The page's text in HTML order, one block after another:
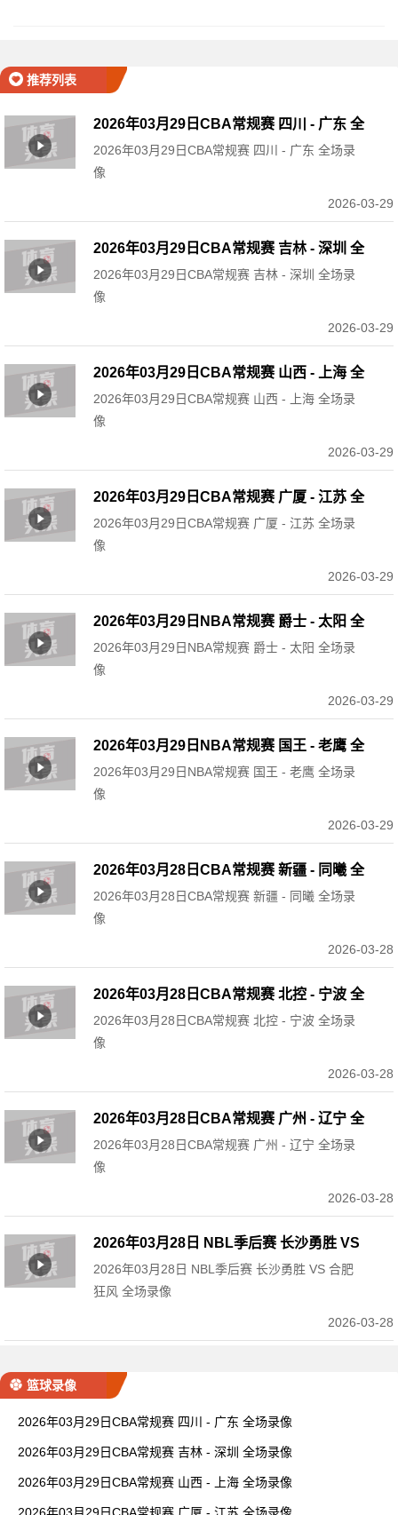
推荐列表
2026年03月29日CBA常规赛 四川 - 广东 全
场录像
2026年03月29日CBA常规赛 四川 - 广东 全场录
像
2026-03-29
2026年03月29日CBA常规赛 吉林 - 深圳 全
场录像
2026年03月29日CBA常规赛 吉林 - 深圳 全场录
像
2026-03-29
2026年03月29日CBA常规赛 山西 - 上海 全
场录像
2026年03月29日CBA常规赛 山西 - 上海 全场录
像
2026-03-29
2026年03月29日CBA常规赛 广厦 - 江苏 全
场录像
2026年03月29日CBA常规赛 广厦 - 江苏 全场录
像
2026-03-29
2026年03月29日NBA常规赛 爵士 - 太阳 全
场录像
2026年03月29日NBA常规赛 爵士 - 太阳 全场录
像
2026-03-29
2026年03月29日NBA常规赛 国王 - 老鹰 全
场录像
2026年03月29日NBA常规赛 国王 - 老鹰 全场录
像
2026-03-29
2026年03月28日CBA常规赛 新疆 - 同曦 全
场录像
2026年03月28日CBA常规赛 新疆 - 同曦 全场录
像
2026-03-28
2026年03月28日CBA常规赛 北控 - 宁波 全
场录像
2026年03月28日CBA常规赛 北控 - 宁波 全场录
像
2026-03-28
2026年03月28日CBA常规赛 广州 - 辽宁 全
场录像
2026年03月28日CBA常规赛 广州 - 辽宁 全场录
像
2026-03-28
2026年03月28日 NBL季后赛 长沙勇胜 VS
合肥狂风 全场录像
2026年03月28日 NBL季后赛 长沙勇胜 VS 合肥
狂风 全场录像
2026-03-28
篮球录像
2026年03月29日CBA常规赛 四川 - 广东 全场录像
2026年03月29日CBA常规赛 吉林 - 深圳 全场录像
2026年03月29日CBA常规赛 山西 - 上海 全场录像